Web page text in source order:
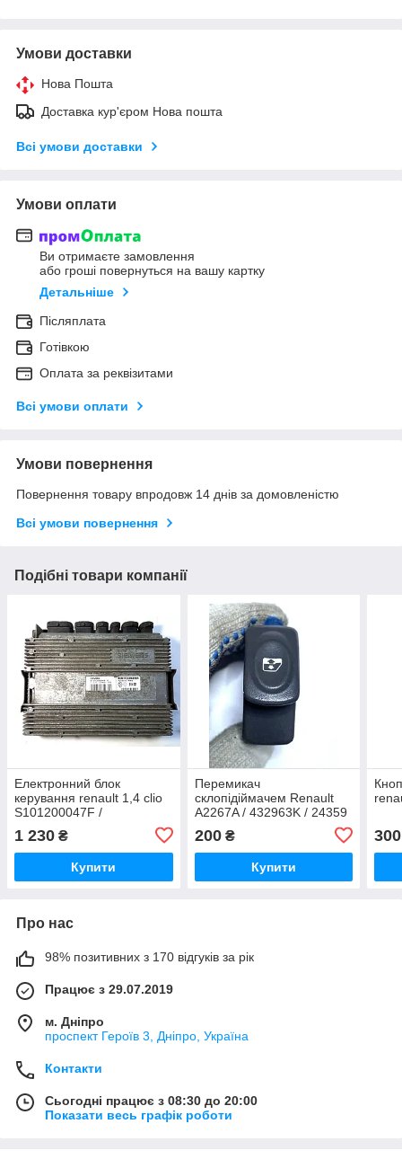
Умови доставки
Нова Пошта
Доставка кур'єром Нова пошта
Всі умови доставки
Умови оплати
Ви отримаєте замовлення
або гроші повернуться на вашу картку
Детальніше
Післяплата
Готівкою
Оплата за реквізитами
Всі умови оплати
Умови повернення
Повернення товару впродовж 14 днів за домовленістю
Всі умови повернення
Подібні товари компанії
Електронний блок
керування renault 1,4 clio
S101200047F /
s101200047f / 7700864585
1 230 ₴
Купити
Перемикач
склопідіймачем Renault
A2267A / 432963K / 24359
200₴
Купити
300
Про нас
98% позитивних з 170 відгуків за рік
Працює з 29.07.2019
м. Дніпро
проспект Героїв 3, Дніпро, Україна
Контакти
Сьогодні працює з 08:30 до 20:00
Показати весь графік роботи